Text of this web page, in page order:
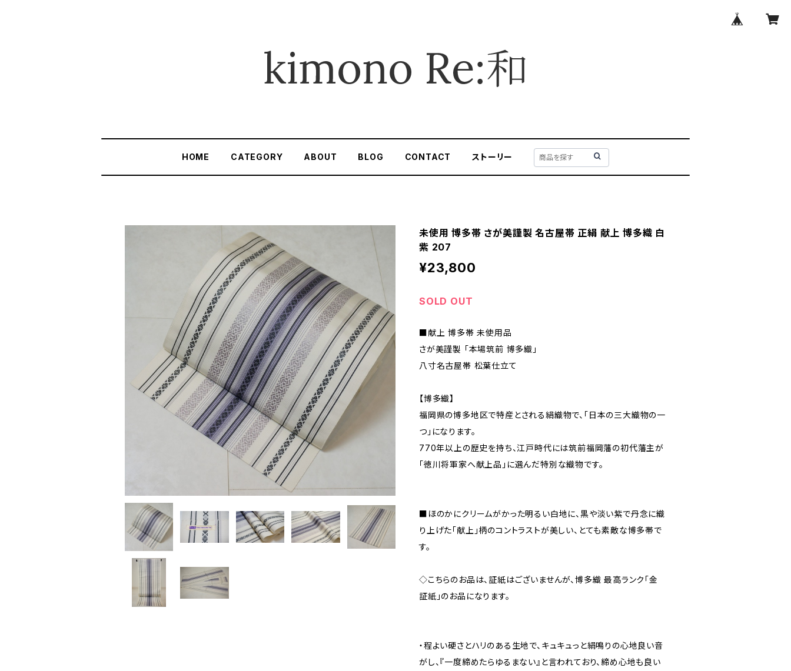
HOME CATEGORY ABOUT BLOG CONTACT ストーリー
未使用 博多帯 さが美謹製 名古屋帯 正絹 献上 博多織 白
紫 207
¥23,800
SOLD OUT
■献上 博多帯 未使用品
さが美謹製 「本場筑前 博多織」
八寸名古屋帯 松葉仕立て
【博多織】
福岡県の博多地区で特産とされる絹織物で、「日本の三大織物の一
つ」になります。
770年以上の歴史を持ち、江戸時代には筑前福岡藩の初代藩主が
「徳川将軍家へ献上品」に選んだ特別な織物です。
■ほのかにクリームがかった明るい白地に、黒や淡い紫で丹念に織
り上げた「献上」柄のコントラストが美しい、とても素敵な博多帯で
す。
◇こちらのお品は、証紙はございませんが、博多織 最高ランク「金
証紙」のお品になります。
・程よい硬さとハリのある生地で、キュキュっと絹鳴りの心地良い音
がし、『一度締めたらゆるまない』と言われており、締め心地も良い